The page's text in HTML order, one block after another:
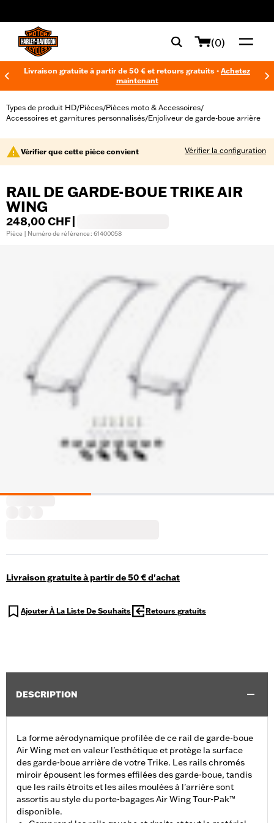
(0)
Livraison gratuite à partir de 50 € et retours gratuits - Achetez
maintenant
Types de produit HD/Pièces/Pièces moto & Accessoires/
Accessoires et garnitures personnalisés/Enjoliveur de garde-boue arrière
Vérifier que cette pièce convient Vérifier la configuration
RAIL DE GARDE-BOUE TRIKE AIR
WING
248,00 CHF
Pièce | Numéro de référence : 61400058
Livraison gratuite à partir de 50 € d'achat
Ajouter À La Liste De Souhaits Retours gratuits
DESCRIPTION
La forme aérodynamique profilée de ce rail de garde-boue
Air Wing met en valeur l'esthétique et protège la surface
des garde-boue arrière de votre Trike. Les rails chromés
miroir épousent les formes effilées des garde-boue, tandis
que les rails étroits et les ailes moulées à l'arrière sont
assortis au style du porte-bagages Air Wing Tour-Pak™
disponible.